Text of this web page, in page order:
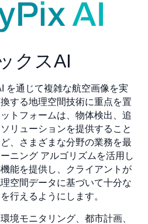
クスAI
を通じて複雑な航空画像を実
する地理空間技術に重点を置
トフォームは、物体検出、追
リューションを提供すること
、さまざまな分野の業務を最
ニング アルゴリズムを活用し
能を提供し、クライアントが
空間データに基づいて十分な
行えるようにします。
境モニタリング、都市計画、